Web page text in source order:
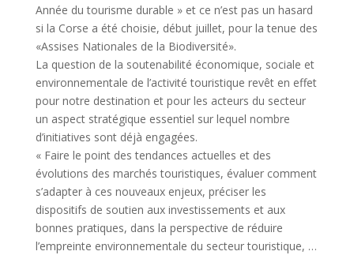
Année du tourisme durable » et ce n’est pas un hasard
si la Corse a été choisie, début juillet, pour la tenue des
«Assises Nationales de la Biodiversité».
La question de la soutenabilité économique, sociale et
environnementale de l’activité touristique revêt en effet
pour notre destination et pour les acteurs du secteur
un aspect stratégique essentiel sur lequel nombre
d’initiatives sont déjà engagées.
« Faire le point des tendances actuelles et des
évolutions des marchés touristiques, évaluer comment
s’adapter à ces nouveaux enjeux, préciser les
dispositifs de soutien aux investissements et aux
bonnes pratiques, dans la perspective de réduire
l’empreinte environnementale du secteur touristique, …